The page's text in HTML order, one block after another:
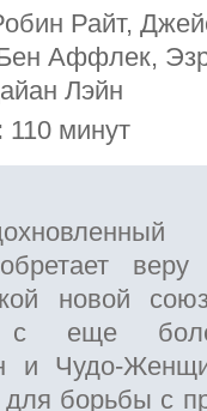
Райт,
Аффлек,
Лэйн
110 минут
новой
с еще
и Чудо-
борьбы с